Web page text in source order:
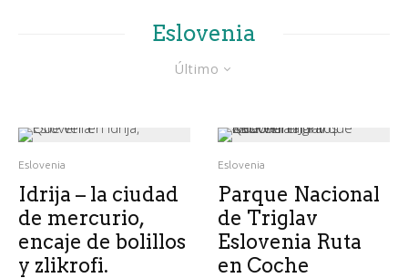
Eslovenia
Último
Eslovenia
Idrija – la ciudad
de mercurio,
encaje de bolillos
y zlikrofi.
Eslovenia
Parque Nacional
de Triglav
Eslovenia Ruta
en Coche